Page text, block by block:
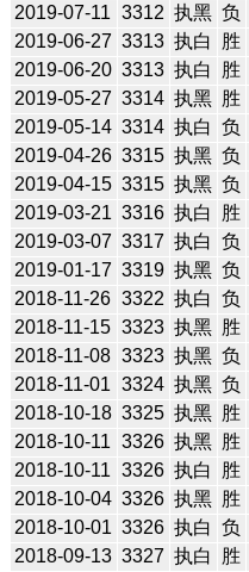
2019-07-11 3312 执黑 负
2019-06-27 3313 执白 胜
2019-06-20 3313 执白 胜
2019-05-27 3314 执黑 胜
2019-05-14 3314 执白 负
2019-04-26 3315 执黑 负
2019-04-15 3315 执黑 负
2019-03-21 3316 执白 胜
2019-03-07 3317 执白 负
2019-01-17 3319 执黑 负
2018-11-26 3322 执白 负
2018-11-15 3323 执黑 胜
2018-11-08 3323 执黑 负
2018-11-01 3324 执黑 负
2018-10-18 3325 执黑 胜
2018-10-11 3326 执黑 胜
2018-10-11 3326 执白 胜
2018-10-04 3326 执黑 胜
2018-10-01 3326 执白 负
2018-09-13 3327 执白 胜